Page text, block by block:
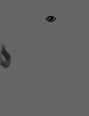
la
quindi
pavimento:
con